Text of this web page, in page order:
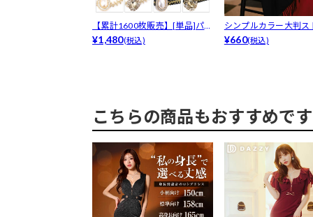
【累計1600枚販売】[単品]パー
ルシ...
¥1,480(税込)
シンプルカラー大判ス
¥660(税込)
こちらの商品もおすすめです